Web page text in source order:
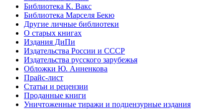
Библиотека К. Вакс
Библиотека Марселя Бекю
Другие личные библиотеки
О старых книгах
Издания ДиПи
Издательства России и СССР
Издательства русского зарубежья
Обложки Ю. Анненкова
Прайс-лист
Статьи и рецензии
Проданные книги
Уничтоженные тиражи и подцензурные издания